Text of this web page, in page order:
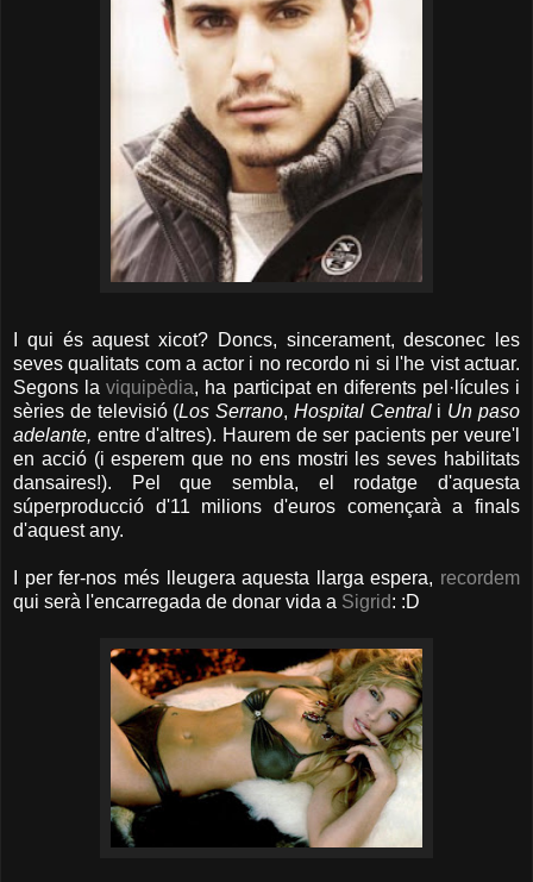
I qui és aquest xicot? Doncs, sincerament, desconec les
seves qualitats com a actor i no recordo ni si l'he vist actuar.
Segons laviquipèdia, ha participat en diferents pel·lícules i
sèries de televisió (Los Serrano, Hospital Centrali Un paso
adelante, entre d'altres). Haurem de ser pacients per veure'l
en acció (i esperem que no ens mostri les seves habilitats
dansaires!). Pel que sembla, el rodatge d'aquesta
súperproducció d'11 milions d'euros començarà a finals
d'aquest any.
I per fer-nos més lleugera aquesta llarga espera, recordem
qui serà l'encarregada de donar vida a Sigrid: :D